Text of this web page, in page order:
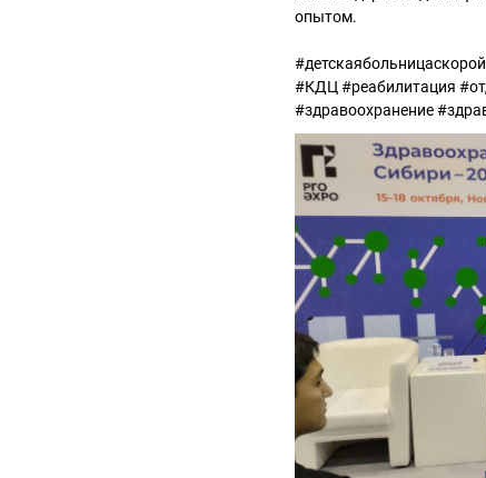
опытом.
#КДЦ #реабилитация
#здравоохранение